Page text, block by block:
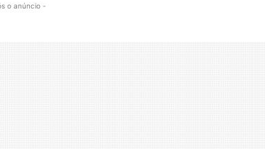
o anúncio -